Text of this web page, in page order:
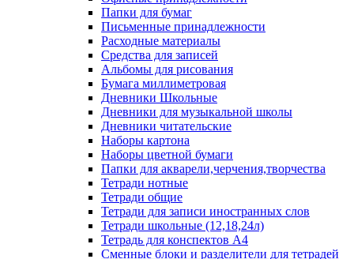
Папки для бумаг
Письменные принадлежности
Расходные материалы
Средства для записей
Альбомы для рисования
Бумага миллиметровая
Дневники Школьные
Дневники для музыкальной школы
Дневники читательские
Наборы картона
Наборы цветной бумаги
Папки для акварели,черчения,творчества
Тетради нотные
Тетради общие
Тетради для записи иностранных слов
Тетради школьные (12,18,24л)
Тетрадь для конспектов А4
Сменные блоки и разделители для тетрадей